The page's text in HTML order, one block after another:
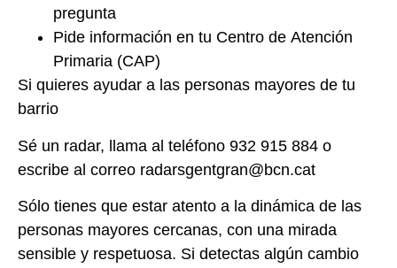
pregunta
Pide información en tu Centro de Atención
Primaria (CAP)
Si quieres ayudar a las personas mayores de tu
barrio
Sé un radar, llama al teléfono 932 915 884 o
escribe al correo radarsgentgran@bcn.cat
Sólo tienes que estar atento a la dinámica de las
personas mayores cercanas, con una mirada
sensible y respetuosa. Si detectas algún cambio